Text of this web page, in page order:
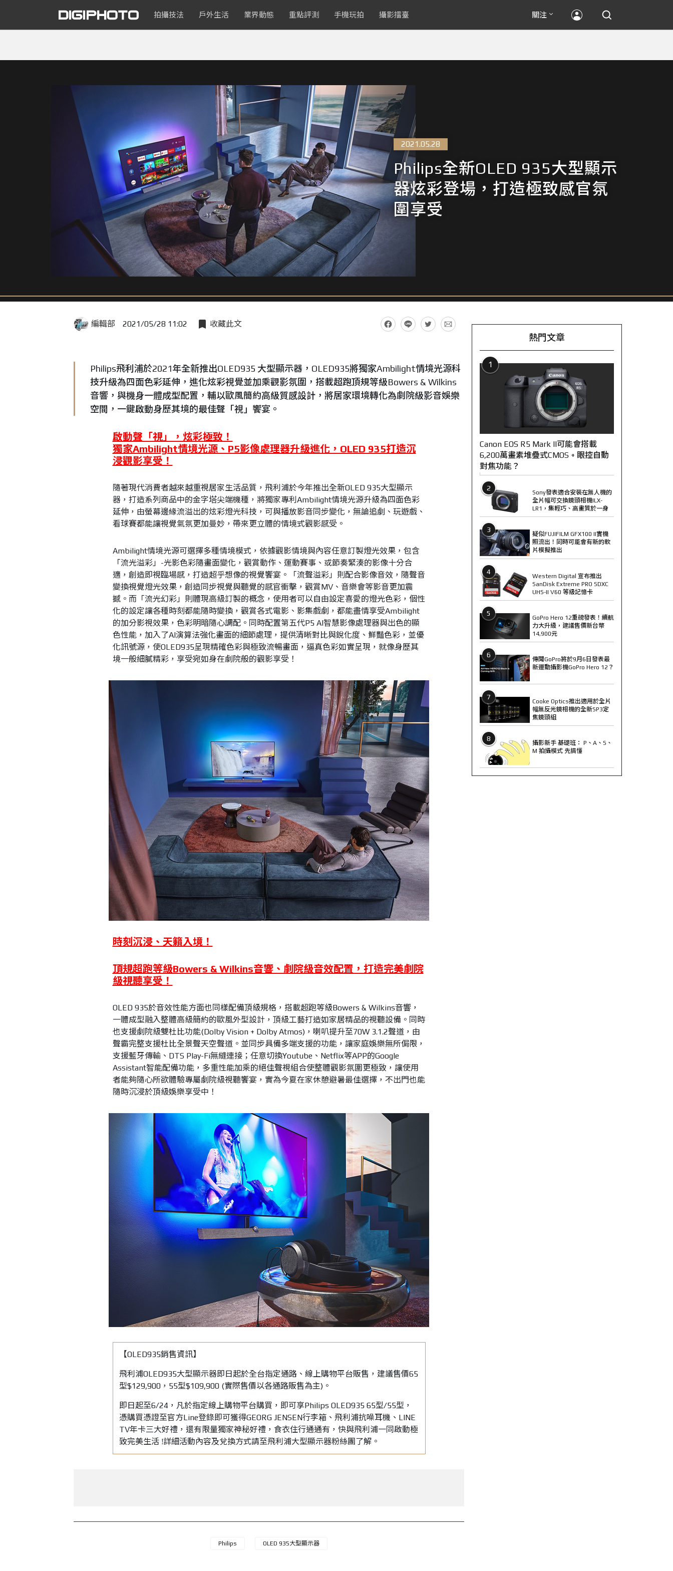
拍攝技法 戶外生活 業界動態 重點評測 手機玩拍 攝影擂臺 關注
2021.05.28
Philips全新OLED 935大型顯示
器炫彩登場，打造極致感官氛
圍享受
編輯部 2021/05/28 11:02 收藏此文
Philips飛利浦於2021年全新推出OLED935 大型顯示器，OLED935將獨家Ambilight情境光源科
技升級為四面色彩延伸，進化炫彩視覺並加乘觀影氛圍，搭載超跑頂規等級Bowers & Wilkins
音響，與機身一體成型配置，輔以歐風簡約高級質感設計，將居家環境轉化為劇院級影音娛樂
空間，一鍵啟動身歷其境的最佳聲「視」饗宴。
啟動聲「視」，炫彩極致！
獨家Ambilight情境光源、P5影像處理器升級進化，OLED 935打造沉
浸觀影享受！
隨著現代消費者越來越重視居家生活品質，飛利浦於今年推出全新OLED 935大型顯示
器，打造系列商品中的金字塔尖端機種，將獨家專利Ambilight情境光源升級為四面色彩
延伸，由螢幕邊緣流溢出的炫彩燈光科技，可與播放影音同步變化，無論追劇、玩遊戲、
看球賽都能讓視覺氣氛更加曼妙，帶來更立體的情境式觀影感受。
Ambilight情境光源可選擇多種情境模式，依據觀影情境與內容任意訂製燈光效果，包含
「流光溢彩」-光影色彩隨畫面變化，觀賞動作、運動賽事、或節奏緊湊的影像十分合
適，創造即視臨場感，打造超乎想像的視覺饗宴。「流聲溢彩」則配合影像音效，隨聲音
變換視覺燈光效果，創造同步視覺與聽覺的感官衝擊，觀賞MV、音樂會等影音更加震
撼。而「流光幻彩」則體現高級訂製的概念，使用者可以自由設定喜愛的燈光色彩，個性
化的設定讓各種時刻都能隨時變換，觀賞各式電影、影集戲劇，都能盡情享受Ambilight
的加分影視效果，色彩明暗隨心調配。同時配置第五代P5 AI智慧影像處理器與出色的顯
色性能，加入了AI演算法強化畫面的細節處理，提供清晰對比與銳化度、鮮豔色彩，並優
化訊號源，使OLED935呈現精確色彩與極致流暢畫面，逼真色彩如實呈現，就像身歷其
境一般細膩精彩，享受宛如身在劇院般的觀影享受！
時刻沉浸、天籟入境！
頂規超跑等級Bowers & Wilkins音響、劇院級音效配置，打造完美劇院
級視聽享受！
OLED 935於音效性能方面也同樣配備頂級規格，搭載超跑等級Bowers & Wilkins音響，
一體成型融入整體高級簡約的歐風外型設計，頂級工藝打造如家居精品的視聽設備。同時
也支援劇院級雙杜比功能(Dolby Vision + Dolby Atmos)，喇叭提升至70W 3.1.2聲道，由
聲霸完整支援杜比全景聲天空聲道。並同步具備多端支援的功能，讓家庭娛樂無所侷限，
支援藍牙傳輸、DTS Play-Fi無縫連接；任意切換Youtube、Netflix等APP的Google
Assistant智能配備功能，多重性能加乘的絕佳聲視組合使整體觀影氛圍更極致，讓使用
者能夠隨心所欲體驗專屬劇院級視聽饗宴，實為今夏在家休憩避暑最佳選擇，不出門也能
隨時沉浸於頂級娛樂享受中！
【OLED935銷售資訊】
飛利浦OLED935大型顯示器即日起於全台指定通路、線上購物平台販售，建議售價65
型$129,900，55型$109,900 (實際售價以各通路販售為主)。
即日起至6/24，凡於指定線上購物平台購買，即可享Philips OLED935 65型/55型，
憑購買憑證至官方Line登錄即可獲得GEORG JENSEN行李箱、飛利浦抗噪耳機、LINE
TV年卡三大好禮，還有限量獨家神秘好禮，食衣住行通通有，快與飛利浦一同啟動極
致完美生活 !詳細活動內容及兌換方式請至飛利浦大型顯示器粉絲團了解。
Philips OLED 935大型顯示器
熱門文章
1
Canon EOS R5 Mark II可能會搭載
6,200萬畫素堆疊式CMOS + 眼控自動
對焦功能？
2
Sony發表適合安裝在無人機的
全片幅可交換鏡頭相機ILX-
LR1，集輕巧、高畫質於一身
3
疑似FUJIFILM GFX100 II實機
照流出！同時可能會有新的軟
片模擬推出
4
Western Digital 宣布推出
SanDisk Extreme PRO SDXC
UHS-II V60 等級記憶卡
5
GoPro Hero 12重磅發表！續航
力大升級，建議售價新台幣
14,900元
6
傳聞GoPro將於9月6日發表最
新運動攝影機GoPro Hero 12？
7
Cooke Optics推出適用於全片
幅無反光鏡相機的全新SP3定
焦鏡頭組
8
攝影新手 基礎班： P、A、S、
M 拍攝模式 先搞懂